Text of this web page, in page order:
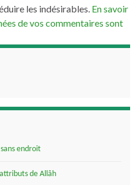
les indésirables. En savoir
de vos commentaires sont
endroit
de Allâh